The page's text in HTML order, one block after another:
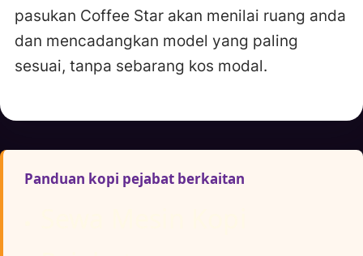
pasukan Coffee Star akan menilai ruang anda
dan mencadangkan model yang paling
sesuai, tanpa sebarang kos modal.
Panduan kopi pejabat berkaitan